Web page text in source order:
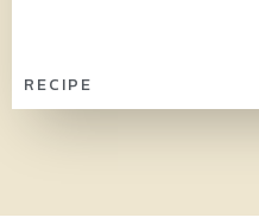
RECIPE